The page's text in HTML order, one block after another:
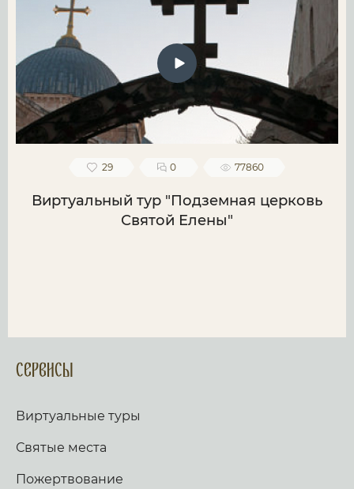
29 0 77860
Виртуальный тур "Подземная церковь
Святой Елены"
Сервисы
Виртуальные туры
Святые места
Пожертвование